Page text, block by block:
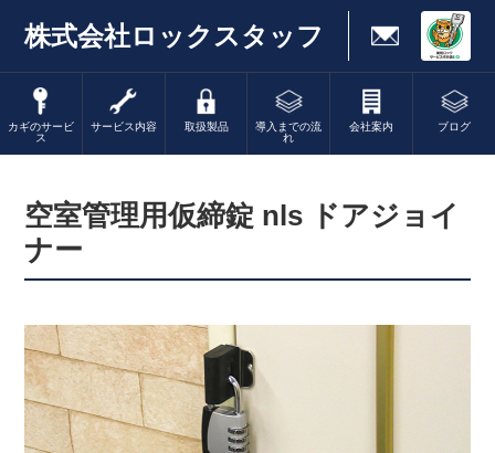
株式会社ロックスタッフ
カギのサービ
ス
サービス内容 取扱製品
導入までの流
れ
会社案内 ブログ
空室管理用仮締錠 nls ドアジョイ
ナー